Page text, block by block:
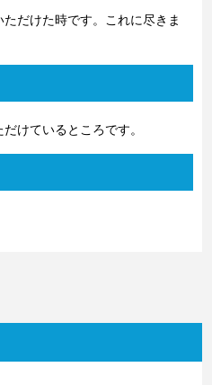
だけた時です。これに尽きま
けているところです。